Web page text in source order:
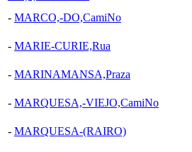
- MARCO,-DO,CamiNo
- MARIE-CURIE,Rua
- MARINAMANSA,Praza
- MARQUESA,-VIEJO,CamiNo
- MARQUESA-(RAIRO)